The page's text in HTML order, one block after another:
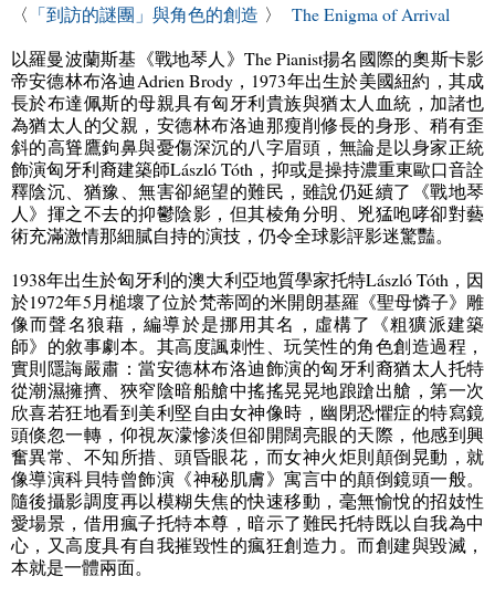
〈 「到訪的謎團」與角色的創造 〉 The Enigma of Arrival
以羅曼波蘭斯基《戰地琴人》 The Pianist揚名國際的奧斯卡影
帝安德林布洛迪Adrien Brody， 1973年出生於美國紐約，其成
長於布達佩斯的母親具有匈牙利貴族與猶太人血統，加諸也
為猶太人的父親，安德林布洛迪那瘦削修長的身形、稍有歪
斜的高聳鷹鉤鼻與憂傷深沉的八字眉頭，無論是以身家正統
飾演匈牙利裔建築師László Tóth ，抑或是操持濃重東歐口音詮
釋陰沉、猶豫、無害卻絕望的難民，雖說仍延續了《戰地琴
人》揮之不去的抑鬱陰影，但其棱角分明、兇猛咆哮卻對藝
術充滿激情那細膩自持的演技，仍令全球影評影迷驚豔。
1938年出生於匈牙利的澳大利亞地質學家托特László Tóth ，因
於1972年5月槌壞了位於梵蒂岡的米開朗基羅《聖母憐子》雕
像而聲名狼藉，編導於是挪用其名，虛構了《粗獷派建築
師》的敘事劇本。其高度諷刺性、玩笑性的角色創造過程，
實則隱誨嚴肅：當安德林布洛迪飾演的匈牙利裔猶太人托特
從潮濕擁擠、狹窄陰暗船艙中搖搖晃晃地踉蹌出艙，第一次
欣喜若狂地看到美利堅自由女神像時，幽閉恐懼症的特寫鏡
頭倏忽一轉，仰視灰濛慘淡但卻開闊亮眼的天際，他感到興
奮異常、不知所措、頭昏眼花，而女神火炬則顛倒晃動，就
像導演科貝特曾飾演《神秘肌膚》寓言中的顛倒鏡頭一般。
隨後攝影調度再以模糊失焦的快速移動，毫無愉悅的招妓性
愛場景，借用瘋子托特本尊，暗示了難民托特既以自我為中
心，又高度具有自我摧毀性的瘋狂創造力。而創建與毀滅，
本就是一體兩面。